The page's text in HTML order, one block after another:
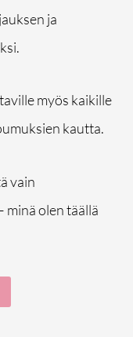
ja
myös kaikille
kautta.
vain
minä olen täällä